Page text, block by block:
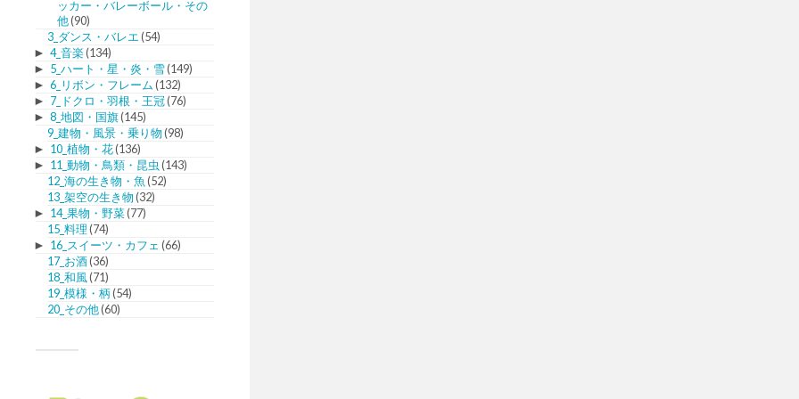
ッカー・バレーボール・その
他(90)
3_ダンス・バレエ(54)
► 4_音楽(134)
► 5_ハート・星・炎・雪(149)
► 6_リボン・フレーム(132)
► 7_ドクロ・羽根・王冠(76)
► 8_地図・国旗(145)
9_建物・風景・乗り物(98)
► 10_植物・花(136)
► 11_動物・鳥類・昆虫 (143)
12_海の生き物・魚 (52)
13_架空の生き物(32)
► 14_果物・野菜(77)
15_料理(74)
► 16_スイーツ・カフェ (66)
17_お酒(36)
18_和風(71)
19_模様・柄(54)
20_その他(60)